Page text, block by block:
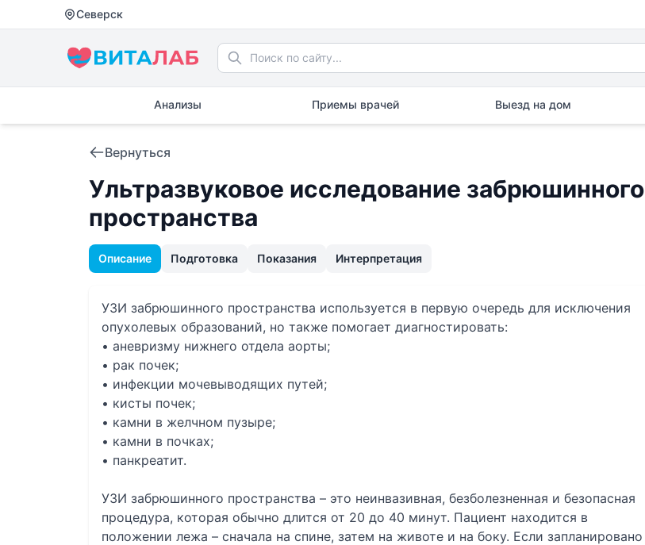
Северск
Анализы Приемы врачей Выезд на дом
Вернуться
Ультразвуковое исследование забрюшинного
пространства
Описание Подготовка Показания Интерпретация
УЗИ забрюшинного пространства используется в первую очередь для исключения
опухолевых образований, но также помогает диагностировать:
• аневризму нижнего отдела аорты;
• рак почек;
• инфекции мочевыводящих путей;
• кисты почек;
• камни в желчном пузыре;
• камни в почках;
• панкреатит.
УЗИ забрюшинного пространства – это неинвазивная, безболезненная и безопасная
процедура, которая обычно длится от 20 до 40 минут. Пациент находится в
положении лежа – сначала на спине, затем на животе и на боку. Если запланировано